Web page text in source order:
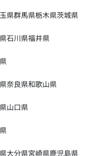
県群馬県栃木県茨城県
石川県福井県
奈良県和歌山県
山口県
大分県宮崎県鹿児島県